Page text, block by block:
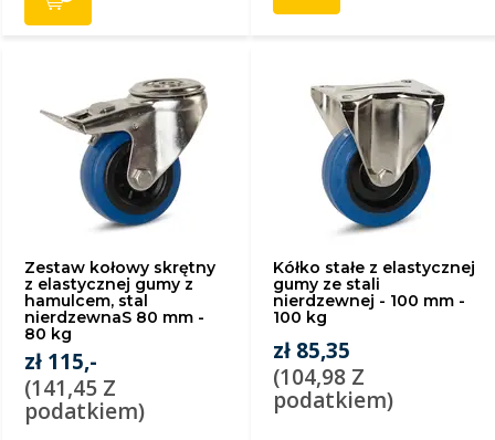
Zestaw kołowy skrętny
z elastycznej gumy z
hamulcem, stal
nierdzewnaS 80 mm -
80 kg
zł 115,-
(141,45 Z
podatkiem)
Kółko stałe z elastycznej
gumy ze stali
nierdzewnej - 100 mm -
100 kg
zł 85,35
(104,98 Z
podatkiem)